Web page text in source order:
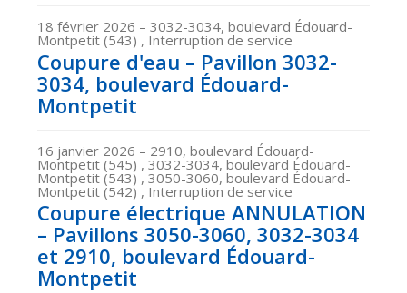
18 février 2026 – 3032-3034, boulevard Édouard-
Montpetit (543) , Interruption de service
Coupure d'eau – Pavillon 3032-
3034, boulevard Édouard-
Montpetit
16 janvier 2026 – 2910, boulevard Édouard-
Montpetit (545) , 3032-3034, boulevard Édouard-
Montpetit (543) , 3050-3060, boulevard Édouard-
Montpetit (542) , Interruption de service
Coupure électrique ANNULATION
– Pavillons 3050-3060, 3032-3034
et 2910, boulevard Édouard-
Montpetit